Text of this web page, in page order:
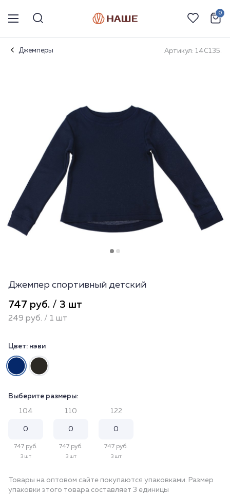
0
Джемперы Артикул: 14С135.
Джемпер спортивный детский
747 руб. / 3 шт
249 руб. / 1 шт
Цвет: нэви
Выберите размеры:
104
747 руб.
3 шт
110
747 руб.
3 шт
122
747 руб.
3 шт
Товары на оптовом сайте покупаются упаковками. Размер
упаковки этого товара составляет 3 единицы